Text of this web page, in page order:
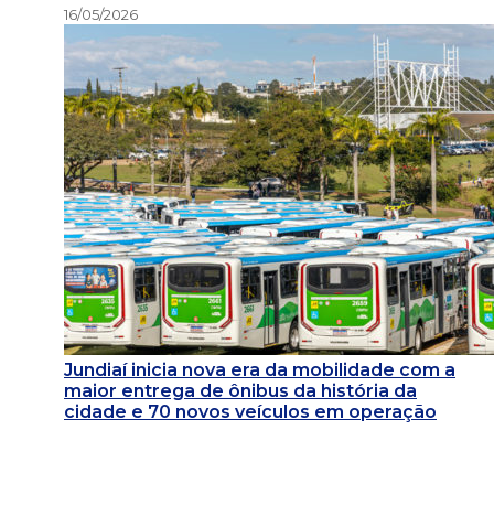
16/05/2026
Jundiaí inicia nova era da mobilidade com a
maior entrega de ônibus da história da
cidade e 70 novos veículos em operação